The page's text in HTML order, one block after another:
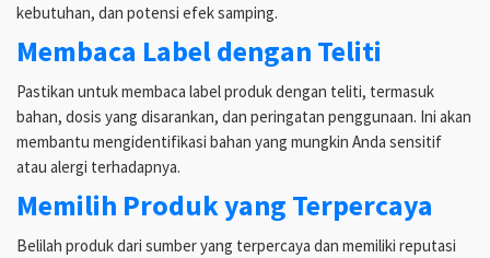
kebutuhan, dan potensi efek samping.
Membaca Label dengan Teliti
Pastikan untuk membaca label produk dengan teliti, termasuk
bahan, dosis yang disarankan, dan peringatan penggunaan. Ini akan
membantu mengidentifikasi bahan yang mungkin Anda sensitif
atau alergi terhadapnya.
Memilih Produk yang Terpercaya
Belilah produk dari sumber yang terpercaya dan memiliki reputasi